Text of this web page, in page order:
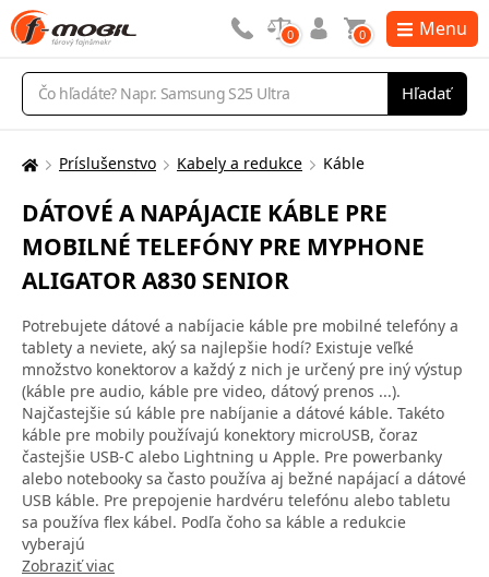
Vyhľadávanie
Hľadať
0 0 Menu
Tu
nachádzate:
Príslušenstvo Kabely a redukce Káble
DÁTOVÉ A NAPÁJACIE KÁBLE PRE
MOBILNÉ TELEFÓNY PRE MYPHONE
ALIGATOR A830 SENIOR
Potrebujete dátové a nabíjacie káble pre mobilné telefóny a
tablety a neviete, aký sa najlepšie hodí? Existuje veľké
množstvo konektorov a každý z nich je určený pre iný výstup
(káble pre audio, káble pre video, dátový prenos ...).
Najčastejšie sú káble pre nabíjanie a dátové káble. Takéto
káble pre mobily používajú konektory microUSB, čoraz
častejšie USB-C alebo Lightning u Apple. Pre powerbanky
alebo notebooky sa často používa aj bežné napájací a dátové
USB káble. Pre prepojenie hardvéru telefónu alebo tabletu
sa používa flex kábel. Podľa čoho sa káble a redukcie
vyberajú
Zobraziť viac